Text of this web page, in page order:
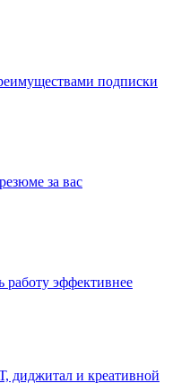
подписки
за вас
работу эффективнее
диджитал и креативной